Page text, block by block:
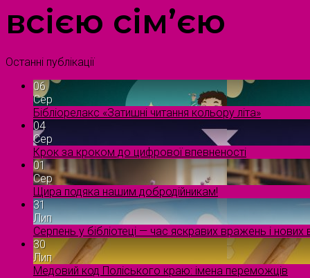
всією сім’єю
Останні публікації
06
Сер
Бібліорелакс «Затишні читання кольору літа»
04
Сер
Крок за кроком до цифрової впевненості
01
Сер
Щира подяка нашим добродійникам!
31
Лип
Серпень у бібліотеці — час яскравих вражень і нових
30
Лип
Медовий код Поліського краю: імена переможців